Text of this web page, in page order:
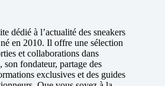
dédié à l’actualité des sneakers
en 2010. Il offre une sélection
et collaborations dans
son fondateur, partage des
exclusives et des guides